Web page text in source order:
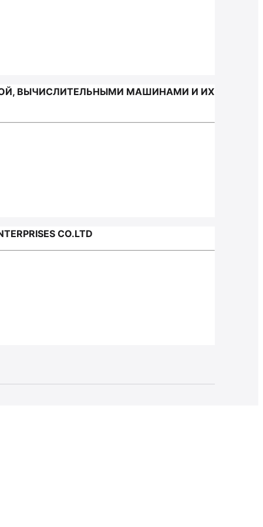
ВЫЧИСЛИТЕЛЬНЫМИ МАШИНАМИ И ИХ
CO.LTD